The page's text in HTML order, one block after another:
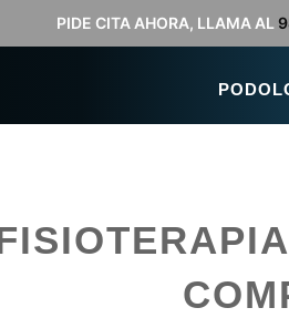
PIDE CITA AHORA, LLAMA AL